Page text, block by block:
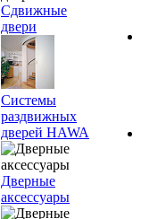
Сдвижные
двери
Системы
раздвижных
дверей HAWA
Дверные
аксессуары